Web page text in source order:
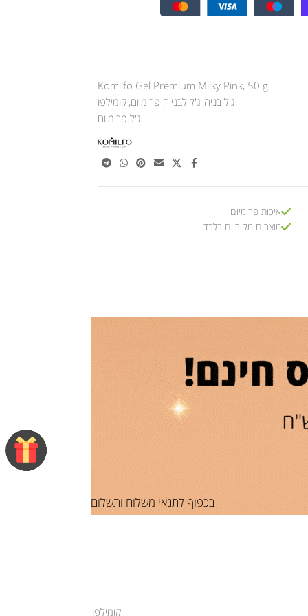
Komilfo Gel Premium Milky Pink, 50 g
ג'ל בניה, ג'ל לבנייה פרימיום, קומילפו
ג'ל פרימיום
איכות פרימיום
מוצרים מקוריים בלבד
בכפוף לתנאי משלוח ותשלום
קומילפו